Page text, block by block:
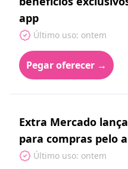
app
Último uso: ontem
Pegar oferecer →
Extra Mercado
para compras pelo
Último uso: ontem